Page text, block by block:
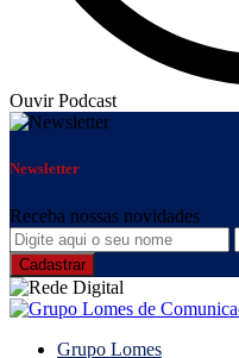
Ouvir Podcast
Newsletter
Receba nossas novidades
Grupo Lomes